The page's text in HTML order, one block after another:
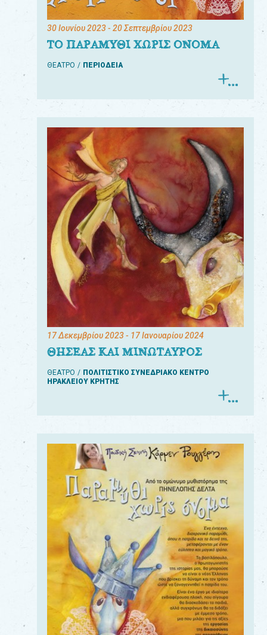
30 Ιουνίου 2023- 20 Σεπτεμβρίου 2023
ΤΟ ΠΑΡΑΜΥΘΙ ΧΩΡΙΣ ΟΝΟΜΑ
ΘΕΑΤΡΟ ΠΕΡΙΟΔΕΙΑ
17 Δεκεμβρίου 2023- 17 Ιανουαρίου 2024
ΘΗΣΕΑΣ ΚΑΙ ΜΙΝΩΤΑΥΡΟΣ
ΘΕΑΤΡΟ
ΠΟΛΙΤΙΣΤΙΚΟ ΣΥΝΕΔΡΙΑΚΟ ΚΕΝΤΡΟ
ΗΡΑΚΛΕΙΟΥ ΚΡΗΤΗΣ